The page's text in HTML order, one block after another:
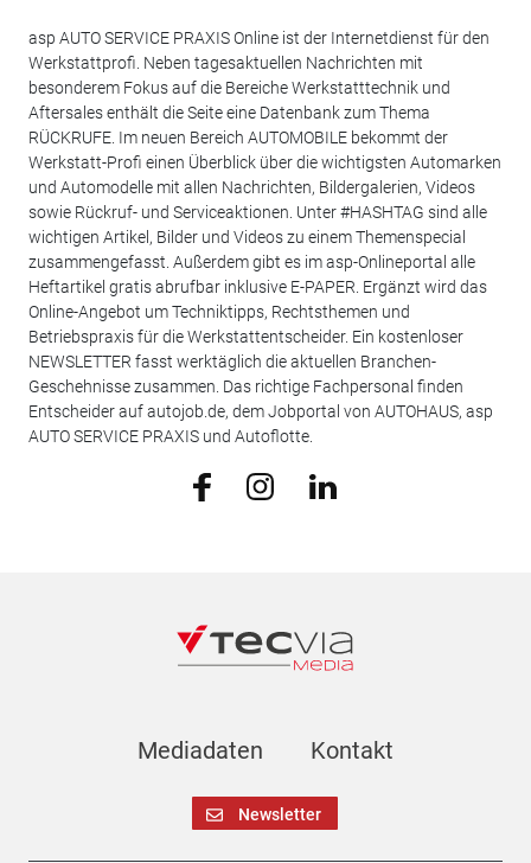
asp AUTO SERVICE PRAXIS Online ist der Internetdienst für den
Werkstattprofi. Neben tagesaktuellen Nachrichten mit
besonderem Fokus auf die Bereiche Werkstatttechnik und
Aftersales enthält die Seite eine Datenbank zum Thema
RÜCKRUFE. Im neuen Bereich AUTOMOBILE bekommt der
Werkstatt-Profi einen Überblick über die wichtigsten Automarken
und Automodelle mit allen Nachrichten, Bildergalerien, Videos
sowie Rückruf- und Serviceaktionen. Unter #HASHTAG sind alle
wichtigen Artikel, Bilder und Videos zu einem Themenspecial
zusammengefasst. Außerdem gibt es im asp-Onlineportal alle
Heftartikel gratis abrufbar inklusive E-PAPER. Ergänzt wird das
Online-Angebot um Techniktipps, Rechtsthemen und
Betriebspraxis für die Werkstattentscheider. Ein kostenloser
NEWSLETTER fasst werktäglich die aktuellen Branchen-
Geschehnisse zusammen. Das richtige Fachpersonal finden
Entscheider auf autojob.de, dem Jobportal von AUTOHAUS, asp
AUTO SERVICE PRAXIS und Autoflotte.
Mediadaten Kontakt
Newsletter